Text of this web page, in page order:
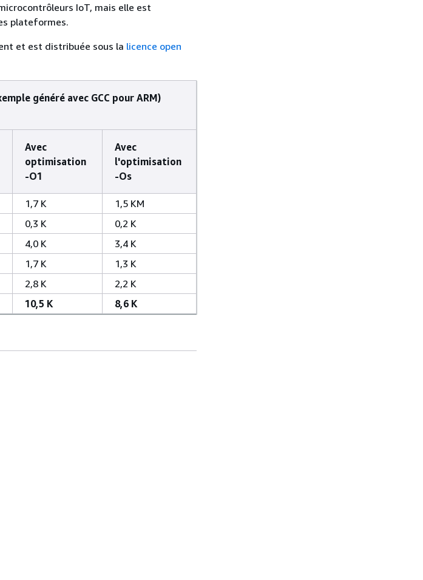
IoT, mais elle est
plateformes.
et est distribuée sous la licence open
généré avec GCC pour ARM)
Avec
optimisation
-O1
Avec
l'optimisation
-Os
1,7 K
1,5 KM
0,3 K
0,2 K
4,0 K
3,4 K
1,7 K
1,3 K
2,8 K
2,2 K
10,5 K 8,6 K